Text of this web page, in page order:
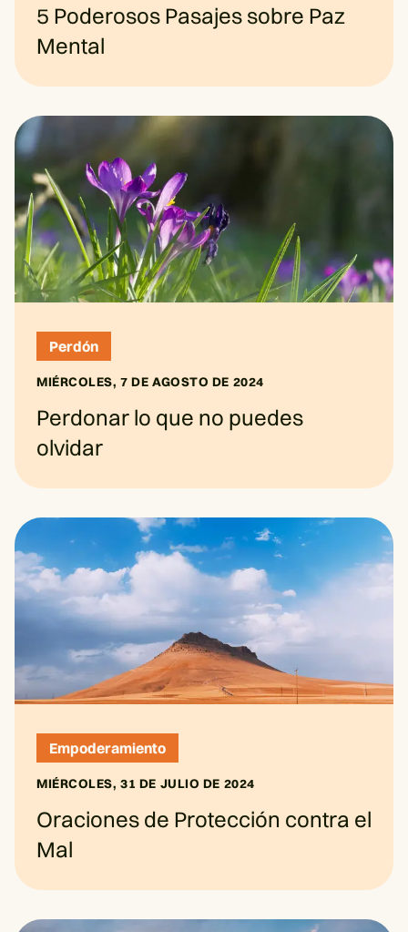
5 Poderosos Pasajes sobre Paz
Mental
Perdón
MIÉRCOLES, 7 DE AGOSTO DE 2024
Perdonar lo que no puedes
olvidar
Empoderamiento
MIÉRCOLES, 31 DE JULIO DE 2024
Oraciones de Protección contra el
Mal